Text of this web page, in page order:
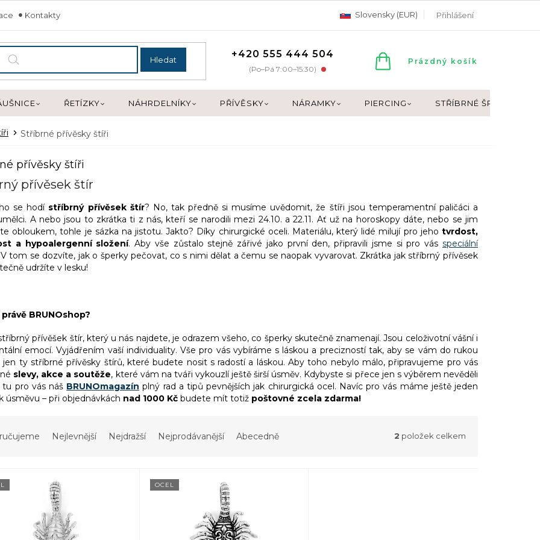
Kontakty Slovensky (EUR) Přihlášení
Hledat +420 555 444 504
(Po–Pá 7:00–15:30)
NÁKUPNÍ
Prázdný košík
ŘETÍZKY NÁHRDELNÍKY PŘÍVĚSKY NÁRAMKY PIERCING STŘÍBRNÉ ŠPERKY
Stříbrné přívěsky štíři
přívěsky štíři
přívěsek štír
se hodí stříbrný přívěsek štír? No, tak předně si musíme uvědomit, že štíři jsou temperamentní paličáci a
A nebo jsou to zkrátka ti z nás, kteří se narodili mezi 24.10. a 22.11. Ať už na horoskopy dáte, nebo se jim
obloukem, tohle je sázka na jistotu. Jakto? Díky chirurgické oceli. Materiálu, který lidé milují pro jeho tvrdost,
a hypoalergenní složení. Aby vše zůstalo stejně zářivé jako první den, připravili jsme si pro vásspeciální
tom se dozvíte, jak o šperky pečovat, co s nimi dělat a čemu se naopak vyvarovat. Zkrátka jak stříbrný přívěsek
udržíte v lesku!
BRUNOshop?
přívěšek štír, který u nás najdete, je odrazem všeho, co šperky skutečně znamenají. Jsou celoživotní vášní i
emocí. Vyjádřením vaší individuality. Vše pro vás vybíráme s láskou a precizností tak, aby se vám do rukou
jen ty stříbrné přívěsky štírů, které budete nosit s radostí a láskou. Aby toho nebylo málo, připravujeme pro vás
slevy, akce a soutěže, které vám na tváři vykouzlí ještě širší úsměv. Kdybyste si přece jen s výběrem nevěděli
tu pro vás náš BRUNOmagazín plný rad a tipů pevnějších jak chirurgická ocel. Navíc pro vás máme ještě jeden
úsměvu – při objednávkách nad 1000 Kč budete mít totiž poštovné zcela zdarma!
Nejlevnější Nejdražší Nejprodávanější Abecedně 2 položek celkem
OCEL